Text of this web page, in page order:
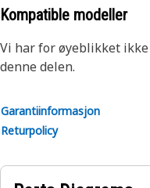
Kompatible modeller
Vi har for øyeblikket
denne delen.
Garantiinformasjon
Returpolicy